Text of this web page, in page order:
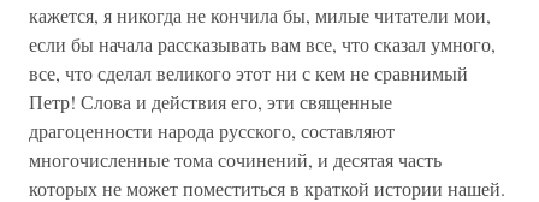
кажется, я никогда не кончила бы, милые читатели мои,
если бы начала рассказывать вам все, что сказал умного,
все, что сделал великого этот ни с кем не сравнимый
Петр! Слова и действия его, эти священные
драгоценности народа русского, составляют
многочисленные тома сочинений, и десятая часть
которых не может поместиться в краткой истории нашей.